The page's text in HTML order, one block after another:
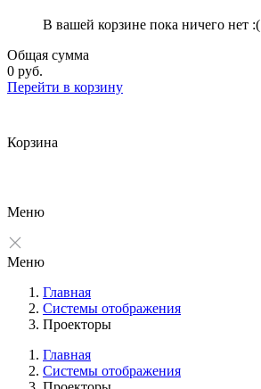
В вашей корзине пока ничего нет :(
Общая сумма
0 руб.
Перейти в корзину
Корзина
Меню
Меню
Главная
Системы отображения
Проекторы
Главная
Системы отображения